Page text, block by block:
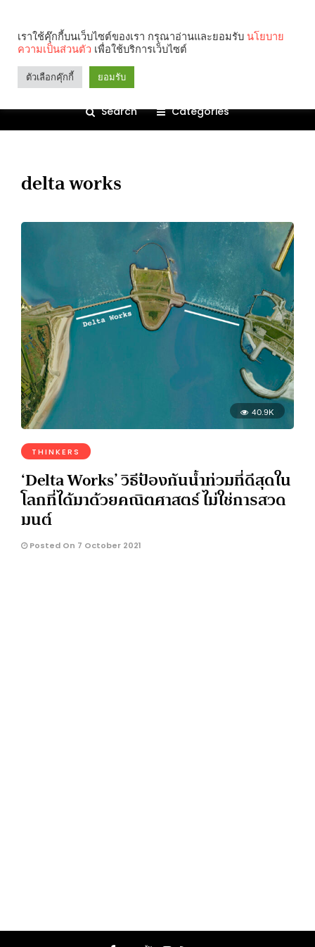
Search Categories
delta works
40.9K
THINKERS
‘Delta Works’ วิธีป้องกันน้ำท่วมที่ดีสุดใน
โลกที่ได้มาด้วยคณิตศาสตร์ ไม่ใช่การสวด
มนต์
Posted On 7 October 2021
เราใช้คุ๊กกี้บนเว็บไซต์ของเรา กรุณาอ่านและยอมรับ นโยบาย
ความเป็นส่วนตัว เพื่อใช้บริการเว็บไซต์
ตัวเลือกคุ๊กกี้ ยอมรับ